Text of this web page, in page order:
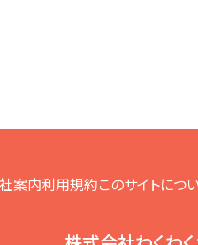
案内利用規約このサイトにつ